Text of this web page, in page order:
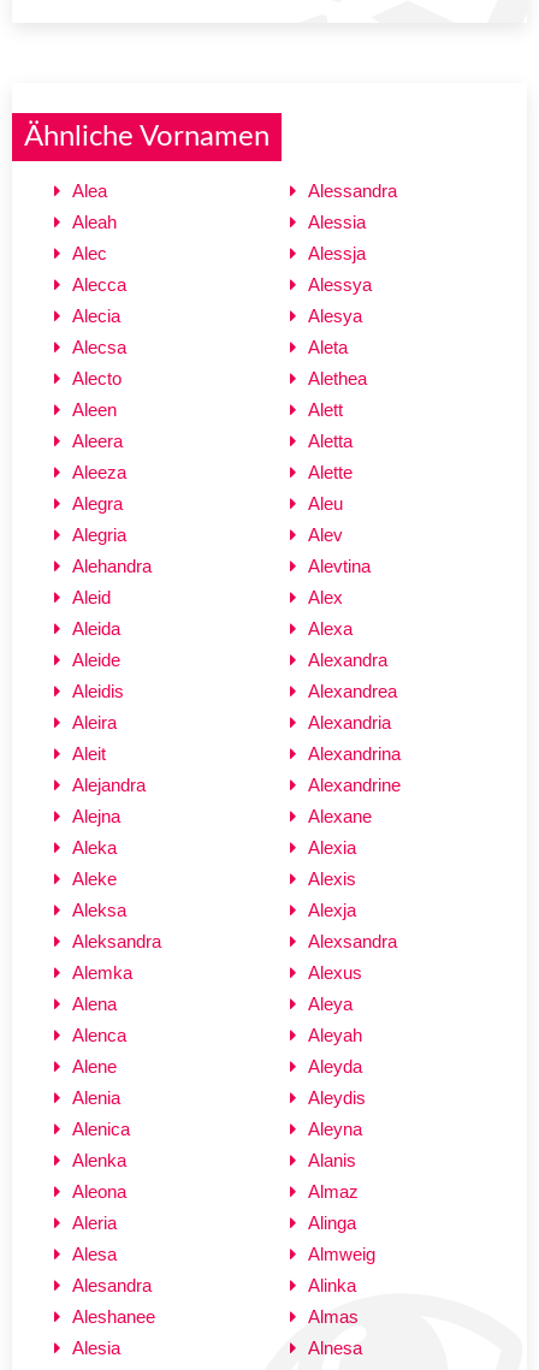
Ähnliche Vornamen
Alea
Aleah
Alec
Alecca
Alecia
Alecsa
Alecto
Aleen
Aleera
Aleeza
Alegra
Alegria
Alehandra
Aleid
Aleida
Aleide
Aleidis
Aleira
Aleit
Alejandra
Alejna
Aleka
Aleke
Aleksa
Aleksandra
Alemka
Alena
Alenca
Alene
Alenia
Alenica
Alenka
Aleona
Aleria
Alesa
Alesandra
Aleshanee
Alesia
Alessandra
Alessia
Alessja
Alessya
Alesya
Aleta
Alethea
Alett
Aletta
Alette
Aleu
Alev
Alevtina
Alex
Alexa
Alexandra
Alexandrea
Alexandria
Alexandrina
Alexandrine
Alexane
Alexia
Alexis
Alexja
Alexsandra
Alexus
Aleya
Aleyah
Aleyda
Aleydis
Aleyna
Alanis
Almaz
Alinga
Almweig
Alinka
Almas
Alnesa